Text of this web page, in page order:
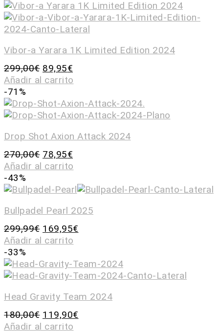
Vibor-a Yarara 1K Limited Edition 2024
299,00€ 89,95€
Añadir al carrito
-71%
Drop Shot Axion Attack 2024
270,00€ 78,95€
Añadir al carrito
-43%
Bullpadel Pearl 2025
299,99€ 169,95€
Añadir al carrito
-33%
Head Gravity Team 2024
180,00€ 119,90€
Añadir al carrito